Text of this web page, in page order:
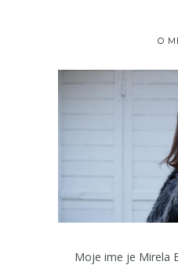
O
Moje ime je Mirela